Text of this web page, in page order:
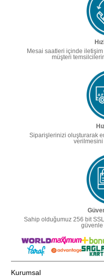
Mesai saatleri içinde iletişim
müşteri
Siparişlerinizi oluşturarak
Sahip olduğumuz 256 bit
Kurumsal